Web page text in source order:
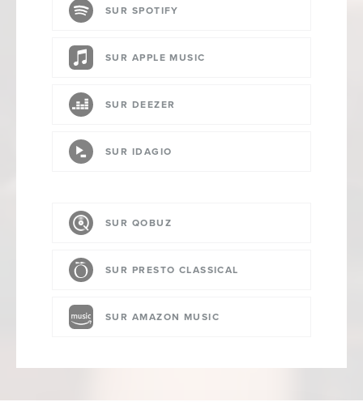
SUR SPOTIFY
SUR APPLE MUSIC
SUR DEEZER
SUR IDAGIO
SUR QOBUZ
SUR PRESTO CLASSICAL
SUR AMAZON MUSIC